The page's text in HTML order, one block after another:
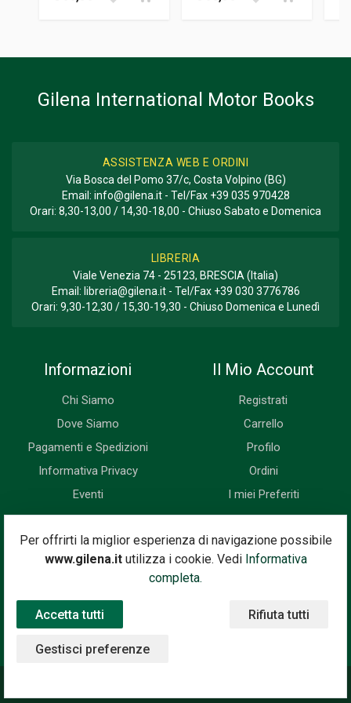
Per offrirti la miglior esperienza di navigazione possibile
www.gilena.itutilizza i cookie. Vedi Informativa
completa.
Accetta tutti Rifiuta tutti
Gestisci preferenze
Gilena International Motor Books
ASSISTENZA WEB E ORDINI
Via Bosca del Pomo 37/c, Costa Volpino (BG)
Email: info@gilena.it- Tel/Fax +39 035 970428
Orari: 8,30-13,00 / 14,30-18,00 - Chiuso Sabato e Domenica
LIBRERIA
Viale Venezia 74 - 25123, BRESCIA (Italia)
Email: libreria@gilena.it- Tel/Fax +39 030 3776786
Orari: 9,30-12,30 / 15,30-19,30 - Chiuso Domenica e Lunedì
Informazioni
Chi Siamo
Dove Siamo
Pagamenti e Spedizioni
Informativa Privacy
Eventi
Il Mio Account
Registrati
Carrello
Profilo
Ordini
I miei Preferiti
Newsletter
Iscriviti subito alla nostra newsletter. Riceverai prima di tutti le
novità, le offerte, i prossimi eventi...
Indirizzo Email
Iscriviti